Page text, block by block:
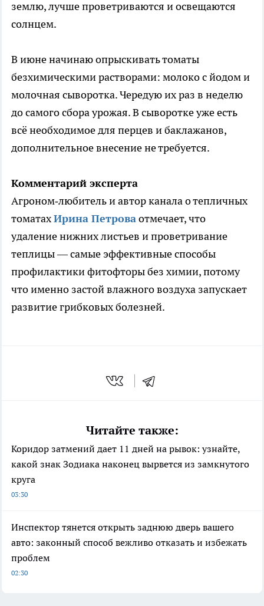
землю, лучше проветриваются и освещаются
солнцем.
В июне начинаю опрыскивать томаты
безхимическими растворами: молоко с йодом и
молочная сыворотка. Чередую их раз в неделю
до самого сбора урожая. В сыворотке уже есть
всё необходимое для перцев и баклажанов,
дополнительное внесение не требуется.
Комментарий эксперта
Агроном‑любитель и автор канала о тепличных
томатахИрина Петроваотмечает, что
удаление нижних листьев и проветривание
теплицы — самые эффективные способы
профилактики фитофторы без химии, потому
что именно застой влажного воздуха запускает
развитие грибковых болезней.
Читайте также:
Коридор затмений дает 11 дней на рывок: узнайте,
какой знак Зодиака наконец вырвется из замкнутого
круга
03:30
Инспектор тянется открыть заднюю дверь вашего
авто: законный способ вежливо отказать и избежать
проблем
02:30